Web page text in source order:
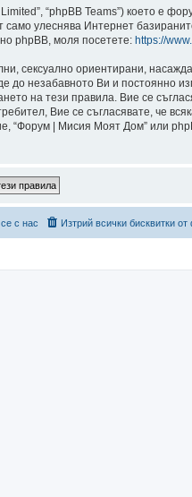
“phpBB Teams”) което е
само улеснява Интернет
phpBB, моля посетете: https://
сексуално ориентирани,
до незабавното Ви и постоянно
на тези правила. Вие се
Вие се съгласявате, че
“Форум | Мисия Моят Дом” или
Изтрий всички бисквитки
с нас